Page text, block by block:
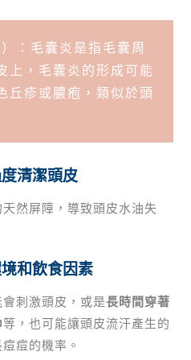
：毛囊炎是指毛囊周
上，毛囊炎的形成可能
丘疹或膿疱，類似於頭
清潔頭皮
然屏障，導致頭皮水油失
和飲食因素
會刺激頭皮，或是長時間穿著
等，也可能讓頭皮流汗產生的
痘的機率。